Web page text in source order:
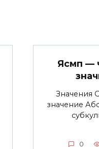
Ясмп —
Значения
значение
0